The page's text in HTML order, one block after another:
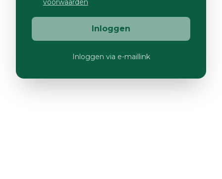
voorwaarden
Inloggen
Inloggen via e-maillink